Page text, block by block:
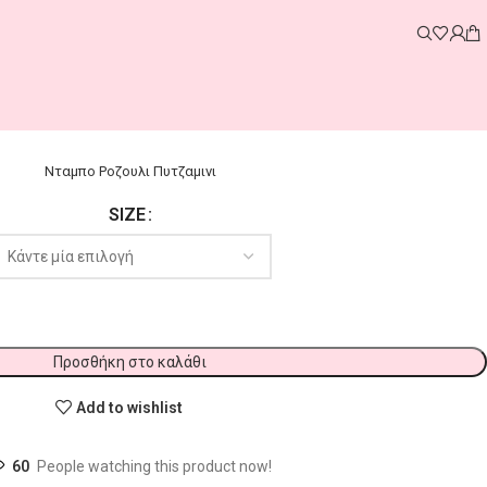
Νταμπο Ροζουλι Πυτζαμινι
SIZE
Προσθήκη στο καλάθι
Add to wishlist
60 People watching this product now!